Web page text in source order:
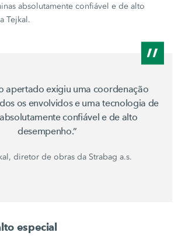
absolutamente confiável e de alto
Tejkal.
apertado exigiu uma coordenação
os envolvidos e uma tecnologia de
confiável e de alto
desempenho.”
diretor de obras da Strabag a.s.
especial